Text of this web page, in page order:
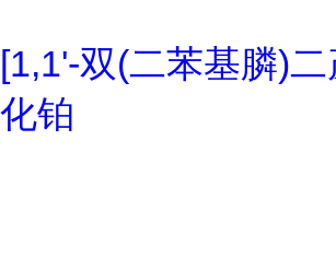
[1,1'-双(二苯基膦)
化铂